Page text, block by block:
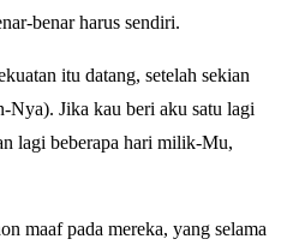
benar harus sendiri.
itu datang, setelah sekian
Nya). Jika kau beri aku satu lagi
lagi beberapa hari milik-Mu,
maaf pada mereka, yang selama